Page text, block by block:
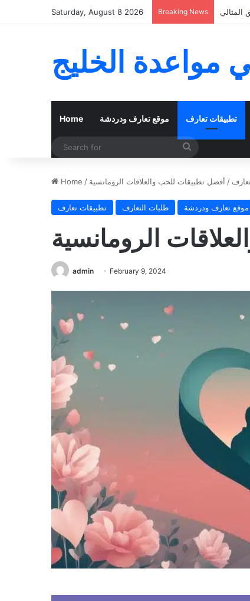
Saturday, August 8 2026 Breaking News بنجاح
مواعدة الخليج
Home موقع تعارف ودردشة تطبيقات تعارف
Home / / أفضل تطبيقات للحب والعلاقات الرومانسية
تطبيقات تعارف طلبات التعارف موقع تعارف ودردشة
الرومانسية
admin February 9, 2024